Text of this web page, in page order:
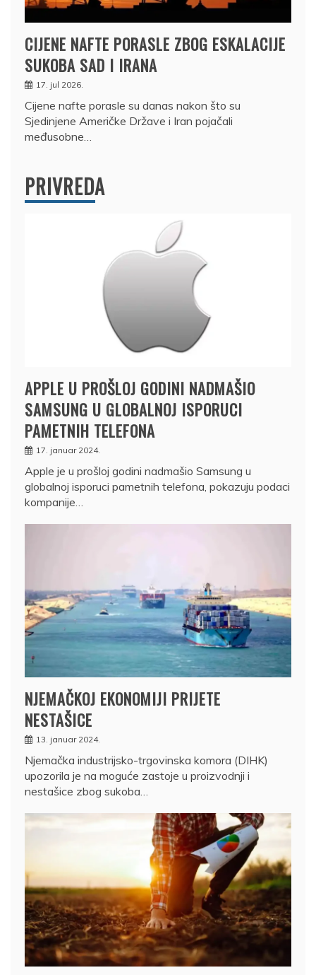
CIJENE NAFTE PORASLE ZBOG ESKALACIJE
SUKOBA SAD I IRANA
17. jul 2026.
Cijene nafte porasle su danas nakon što su
Sjedinjene Američke Države i Iran pojačali
međusobne…
PRIVREDA
APPLE U PROŠLOJ GODINI NADMAŠIO
SAMSUNG U GLOBALNOJ ISPORUCI
PAMETNIH TELEFONA
17. januar 2024.
Apple je u prošloj godini nadmašio Samsung u
globalnoj isporuci pametnih telefona, pokazuju podaci
kompanije…
NJEMAČKOJ EKONOMIJI PRIJETE
NESTAŠICE
13. januar 2024.
Njemačka industrijsko-trgovinska komora (DIHK)
upozorila je na moguće zastoje u proizvodnji i
nestašice zbog sukoba…